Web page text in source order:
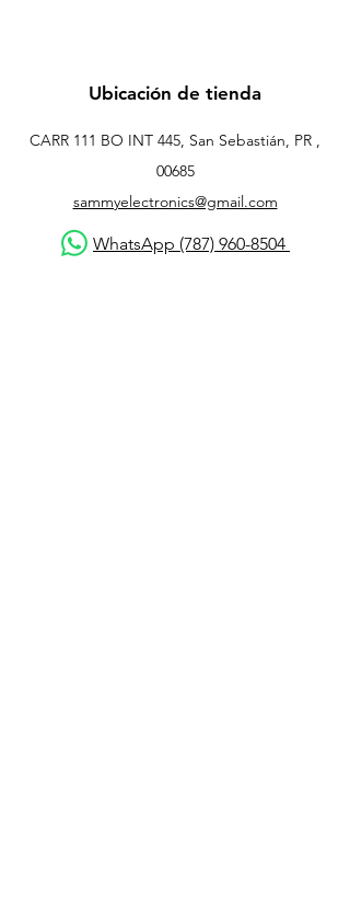
Ubicación de tienda
CARR 111 BO INT 445, San Sebastián, PR ,
00685
sammyelectronics@gmail.com
WhatsApp (787) 960-8504